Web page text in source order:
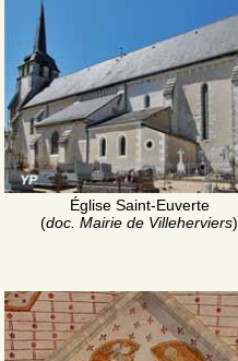
Église Saint-Euverte
(doc. Mairie de Villeherviers)